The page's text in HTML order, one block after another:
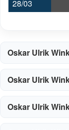
28/03
Oskar Ulrik
Oskar Ulrik
Oskar Ulrik